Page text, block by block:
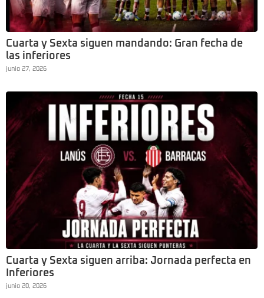
Cuarta y Sexta siguen mandando: Gran fecha de
las inferiores
junio 27, 2026
Cuarta y Sexta siguen arriba: Jornada perfecta en
Inferiores
junio 20, 2026